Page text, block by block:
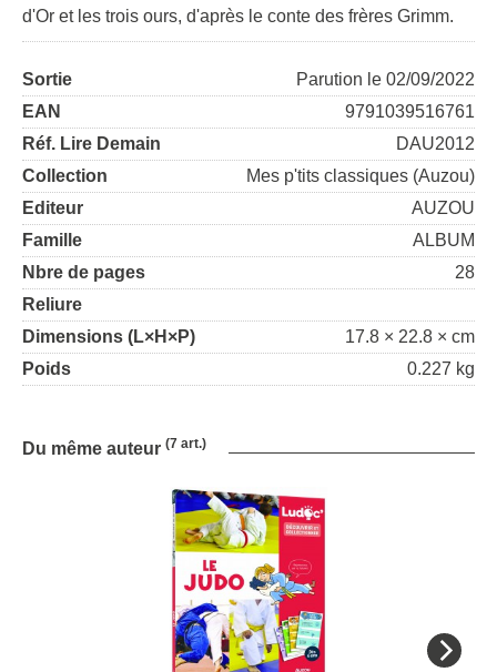
d'Or et les trois ours, d'après le conte des frères Grimm.
Sortie
Parution le 02/09/2022
EAN
9791039516761
Réf. Lire Demain
DAU2012
Collection
Mes p'tits classiques (Auzou)
Editeur
AUZOU
Famille
ALBUM
Nbre de pages
28
Reliure
Dimensions (L×H×P)
17.8 × 22.8 × cm
Poids
0.227 kg
Du même auteur (7 art.)